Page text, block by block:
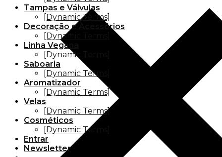
Tampas e Válvulas
[Dynamic Terms]
Decoração e Acessórios
[Dynamic Terms]
Linha Vegana
[Dynamic Terms]
Saboaria
[Dynamic Terms]
Aromatizador
[Dynamic Terms]
Velas
[Dynamic Terms]
Cosméticos
[Dynamic Terms]
Entrar
Newsletter